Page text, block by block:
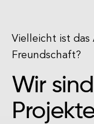
Vielleicht ist das
Freundschaft?
Wir